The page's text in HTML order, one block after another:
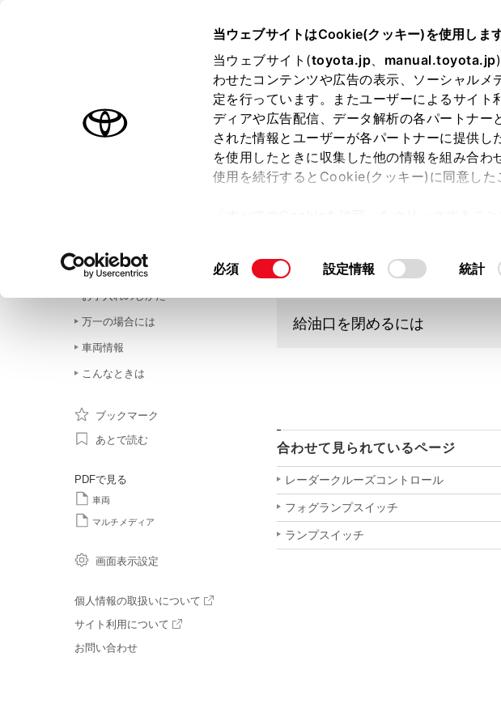
当ウェブサイトはCookie(クッキー)を使用します
当ウェブサイト(toyota.jp、 manual.toyota.jp
わせたコンテンツや広告の表示、ソーシャル
定を行っています。またユーザーによるサイ
ディアや広告配信、データ解析の各パートナ
された情報とユーザーが各パートナーに提供
を使用したときに収集した他の情報を組み合
使用を続行するとCookie(クッキー)に同意した
て」をご覧ください。
同
必須 設定情報 統計
はじめに
安全・安心のために
マルチメディア
お手入れのしかた
万一の場合には
車両情報
こんなときは
ブックマーク
あとで読む
PDFで見る
車両
マルチメディア
画面表示設定
個人情報の取扱いについて
サイト利用について
お問い合わせ
運転 給油のしかた
給油口の開け方
メニュー
給油口を開けるには
給油口を閉めるには
合わせて見られているページ
レーダークルーズコントロール
フォグランプスイッチ
ランプスイッチ